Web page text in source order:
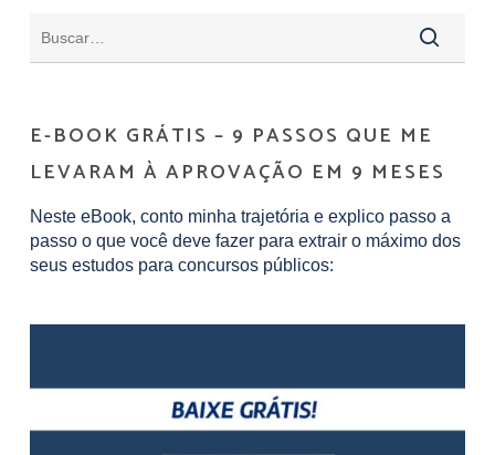
E-BOOK GRÁTIS – 9 PASSOS QUE ME
LEVARAM À APROVAÇÃO EM 9 MESES
Neste eBook, conto minha trajetória e explico passo a
passo o que você deve fazer para extrair o máximo dos
seus estudos para concursos públicos: